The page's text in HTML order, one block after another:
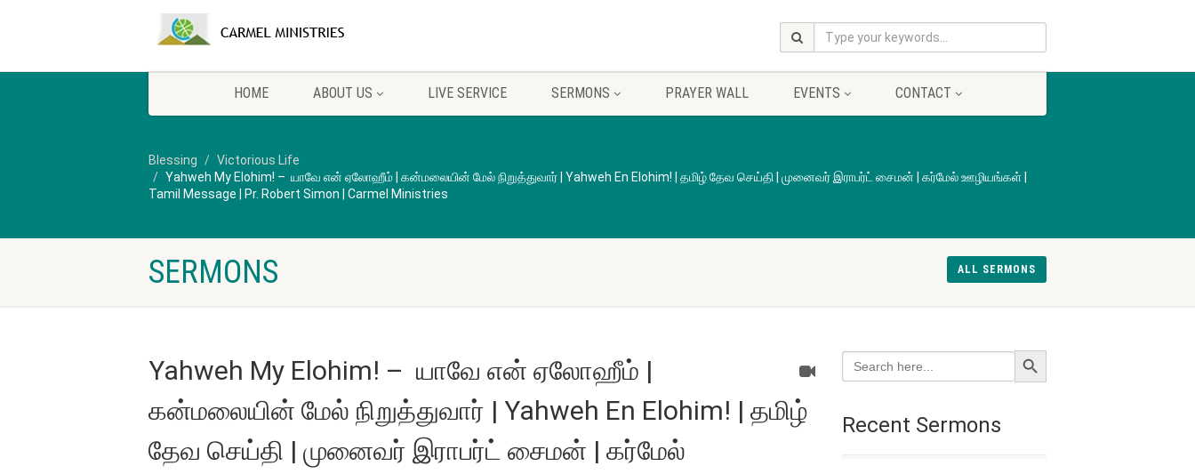
HOME ABOUT US LIVE SERVICE SERMONS PRAYER WALL EVENTS CONTACT
Blessing
Victorious Life
Yahweh My Elohim! – யாவே என் ஏலோஹீம் | கன்மலையின் மேல் நிறுத்துவார் | Yahweh En Elohim! | தமிழ் தேவ செய்தி | முனைவர் இராபர்ட் சைமன் | கர்மேல் ஊழியங்கள் |
Tamil Message | Pr. Robert Simon | Carmel Ministries
SERMONS ALL SERMONS
Yahweh My Elohim! – யாவே என் ஏலோஹீம் |
கன்மலையின் மேல் நிறுத்துவார் | Yahweh En Elohim! | தமிழ்
தேவ செய்தி | முனைவர் இராபர்ட் சைமன் | கர்மேல்
Search
for:
Search Button
Recent Sermons